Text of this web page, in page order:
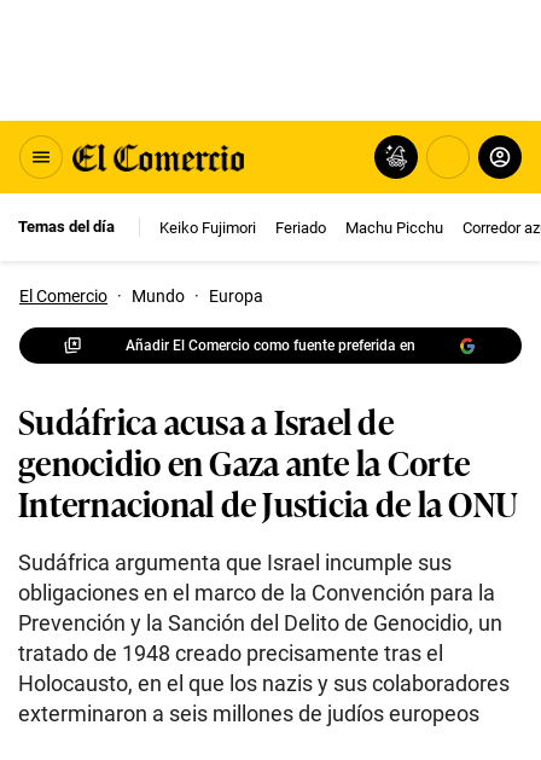
Temas del día Keiko Fujimori Feriado Machu Picchu Corredor
El Comercio · Mundo · Europa
Añadir El Comercio como fuente preferida en
Sudáfrica acusa a Israel de
genocidio en Gaza ante la Corte
Internacional de Justicia de la ONU
Sudáfrica argumenta que Israel incumple sus
obligaciones en el marco de la Convención para la
Prevención y la Sanción del Delito de Genocidio, un
tratado de 1948 creado precisamente tras el
Holocausto, en el que los nazis y sus colaboradores
exterminaron a seis millones de judíos europeos